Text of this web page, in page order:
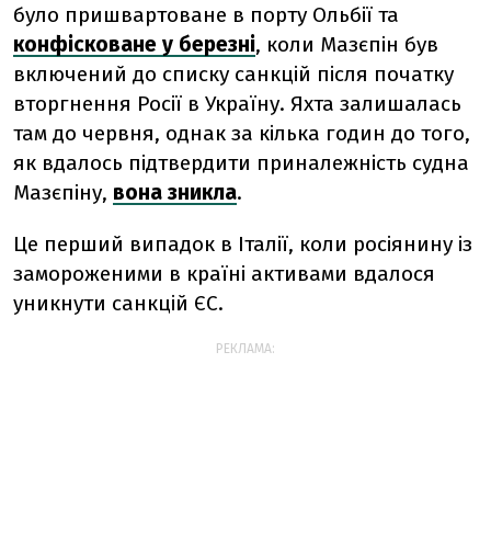
було пришвартоване в порту Ольбії та
конфісковане у березні, коли Мазєпін був
включений до списку санкцій після початку
вторгнення Росії в Україну. Яхта залишалась
там до червня, однак за кілька годин до того,
як вдалось підтвердити приналежність судна
Мазєпіну, вона зникла.
Це перший випадок в Італії, коли росіянину із
замороженими в країні активами вдалося
уникнути санкцій ЄС.
РЕКЛАМА: